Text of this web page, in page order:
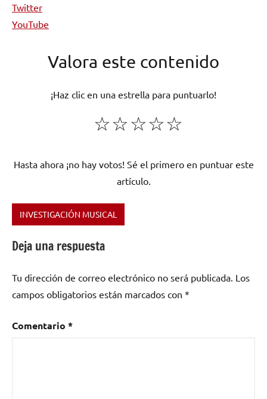
Twitter
YouTube
Valora este contenido
¡Haz clic en una estrella para puntuarlo!
☆
☆
☆
☆
☆
Hasta ahora ¡no hay votos! Sé el primero en puntuar este
artículo.
Apocalyptica ,
Heavy
Metal,
música
clásica,
INVESTIGACIÓN MUSICAL
Deja una respuesta
Tu dirección de correo electrónico no será publicada. Los
campos obligatorios están marcados con *
Comentario *